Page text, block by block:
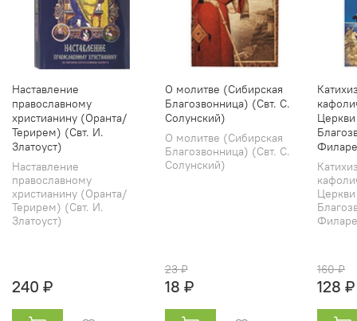
Наставление
православному
христианину (Оранта/
Терирем) (Свт. И.
Златоуст)
Наставление
православному
христианину (Оранта/
Терирем) (Свт. И.
Златоуст)
240 ₽
О молитве (Сибирская
Благозвонница) (Свт. С.
Солунский)
О молитве (Сибирская
Благозвонница) (Свт. С.
Солунский)
23 ₽
18 ₽
160 ₽
128 ₽